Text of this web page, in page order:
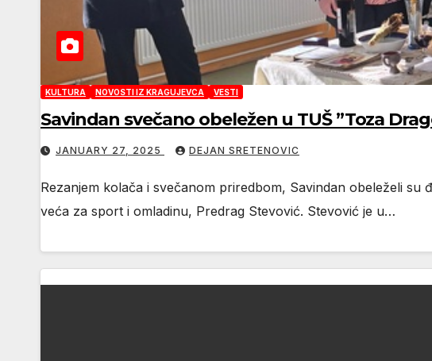
KULTURA NOVOSTI IZ KRAGUJEVCA VESTI
Savindan svečano obeležen u TUŠ ”Toza
JANUARY 27, 2025 DEJAN SRETENOVIC
Rezanjem kolača i svečanom priredbom, Savindan obeleželi
veća za sport i omladinu, Predrag Stevović. Stevović je u…